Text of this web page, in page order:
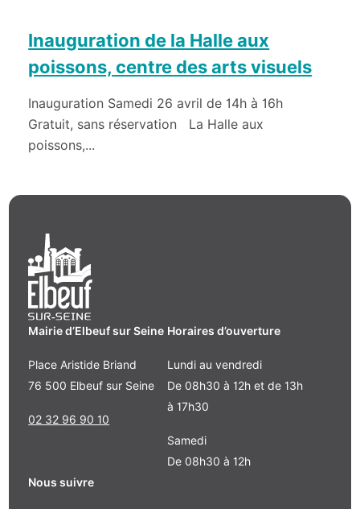
Inauguration de la Halle aux
poissons, centre des arts visuels
Inauguration Samedi 26 avril de 14h à 16h
Gratuit, sans réservation La Halle aux
poissons,...
Mairie d’Elbeuf sur Seine
Place Aristide Briand
76 500 Elbeuf sur Seine
02 32 96 90 10
Horaires d’ouverture
Lundi au vendredi
De 08h30 à 12h et de 13h
à 17h30
Samedi
De 08h30 à 12h
Nous suivre